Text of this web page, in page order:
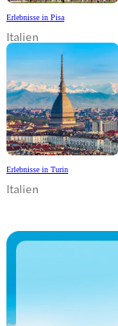
Erlebnisse in Pisa
Italien
Erlebnisse in Turin
Italien